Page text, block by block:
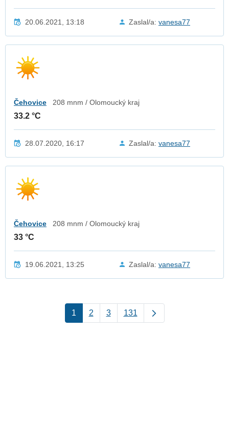
20.06.2021, 13:18 Zaslal/a: vanesa77
Čehovice 208 mnm / Olomoucký kraj
33.2 °C
28.07.2020, 16:17 Zaslal/a: vanesa77
Čehovice 208 mnm / Olomoucký kraj
33 °C
19.06.2021, 13:25 Zaslal/a: vanesa77
1 2 3 131